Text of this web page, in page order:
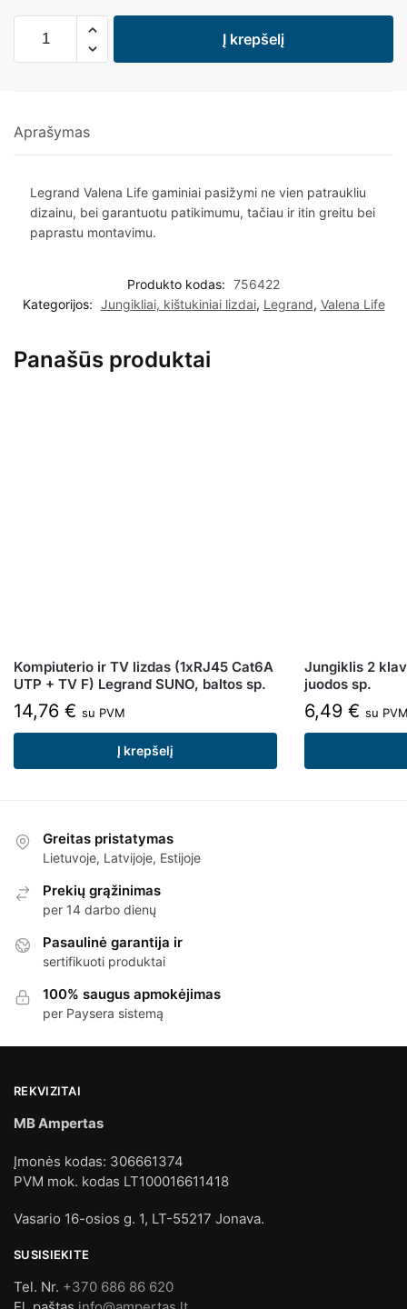
Į krepšelį
Aprašymas
Legrand Valena Life gaminiai pasižymi ne vien patraukliu
dizainu, bei garantuotu patikimumu, tačiau ir itin greitu bei
paprastu montavimu.
Produkto kodas: 756422
Kategorijos: Jungikliai, kištukiniai lizdai, Legrand, Valena Life
Panašūs produktai
Kompiuterio ir TV lizdas (1xRJ45 Cat6A
UTP + TV F) Legrand SUNO, baltos sp.
14,76 € su PVM
Į krepšelį
Jungiklis 2
juodos sp.
6,49 € su
Greitas pristatymas
Lietuvoje, Latvijoje, Estijoje
Prekių grąžinimas
per 14 darbo dienų
Pasaulinė garantija ir
sertifikuoti produktai
100% saugus apmokėjimas
per Paysera sistemą
REKVIZITAI
MB Ampertas
Įmonės kodas: 306661374
PVM mok. kodas LT100016611418
Vasario 16-osios g. 1, LT-55217 Jonava.
SUSISIEKITE
Tel. Nr. +370 686 86 620